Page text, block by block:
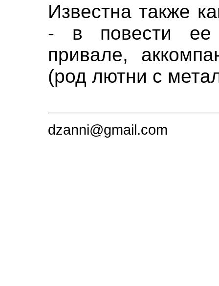
Известна также
- в повести ее
привале,
(род лютни с
dzanni@gmail.com